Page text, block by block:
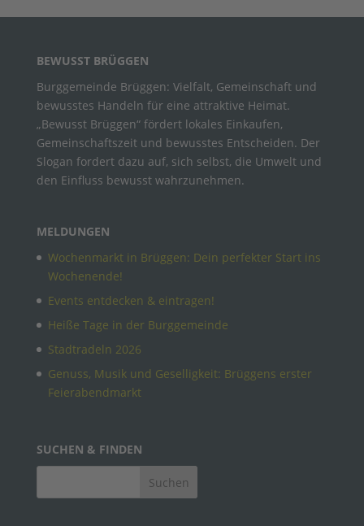
BEWUSST BRÜGGEN
Burggemeinde Brüggen: Vielfalt, Gemeinschaft und
bewusstes Handeln für eine attraktive Heimat.
„Bewusst Brüggen“ fördert lokales Einkaufen,
Gemeinschaftszeit und bewusstes Entscheiden. Der
Slogan fordert dazu auf, sich selbst, die Umwelt und
den Einfluss bewusst wahrzunehmen.
MELDUNGEN
Wochenmarkt in Brüggen: Dein perfekter Start ins
Wochenende!
Events entdecken & eintragen!
Heiße Tage in der Burggemeinde
Stadtradeln 2026
Genuss, Musik und Geselligkeit: Brüggens erster
Feierabendmarkt
SUCHEN & FINDEN